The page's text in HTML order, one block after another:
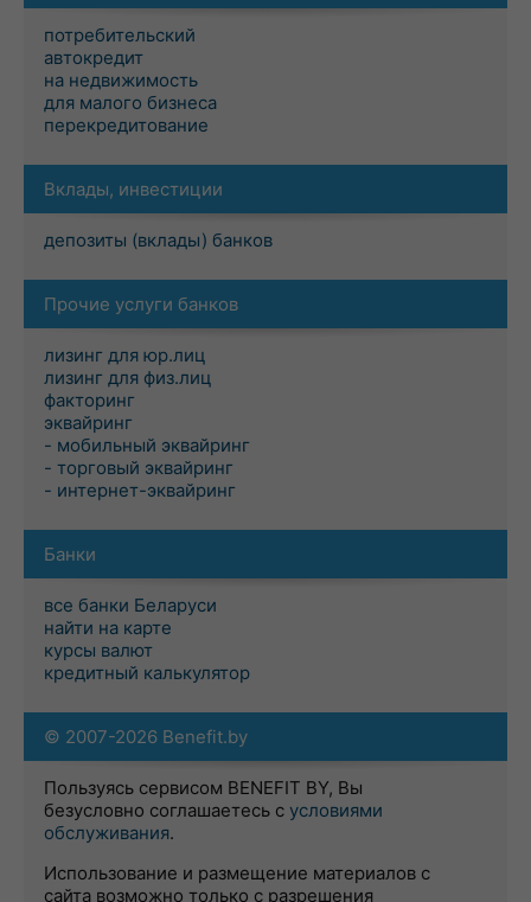
потребительский
автокредит
на недвижимость
для малого бизнеса
перекредитование
Вклады, инвестиции
депозиты (вклады) банков
Прочие услуги банков
лизинг для юр.лиц
лизинг для физ.лиц
факторинг
эквайринг
- мобильный эквайринг
- торговый эквайринг
- интернет-эквайринг
Банки
все банки Беларуси
найти на карте
курсы валют
кредитный калькулятор
© 2007-2026 Benefit.by
Пользуясь сервисом BENEFIT BY, Вы
безусловно соглашаетесь с условиями
обслуживания.
Использование и размещение материалов с
сайта возможно только с разрешения